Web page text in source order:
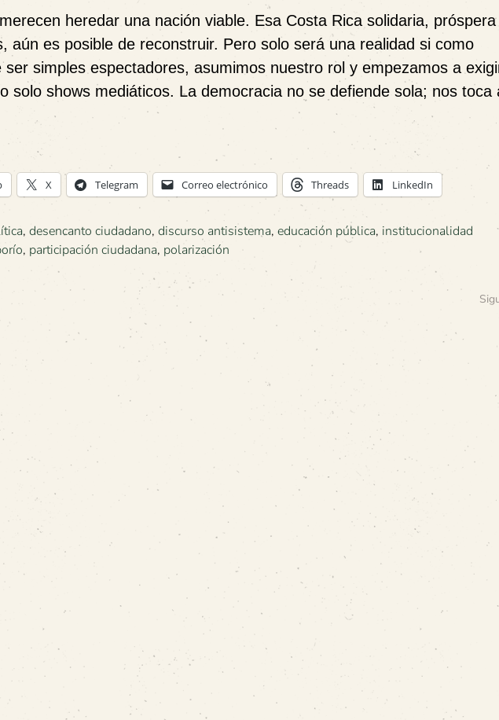
heredar una nación viable. Esa Costa Rica solidaria,
aún es posible de reconstruir. Pero solo será una realidad si como
ser simples espectadores, asumimos nuestro rol y empezamos a
solo shows mediáticos. La democracia no se defiende sola; nos toca
X Telegram Correo electrónico Threads LinkedIn
, desencanto ciudadano, discurso antisistema, educación pública, institucionalidad
, participación ciudadana, polarización